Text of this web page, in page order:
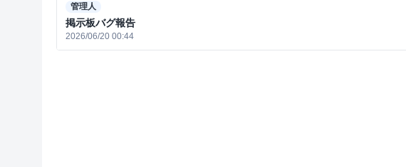
管理人
掲示板バグ報告
2026/06/20 00:44